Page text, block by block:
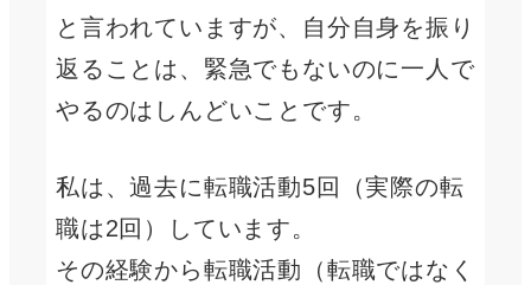
と言われていますが、自分自身を振り
返ることは、緊急でもないのに一人で
やるのはしんどいことです。
私は、過去に転職活動5回（実際の転
職は2回）しています。
その経験から転職活動（転職ではなく